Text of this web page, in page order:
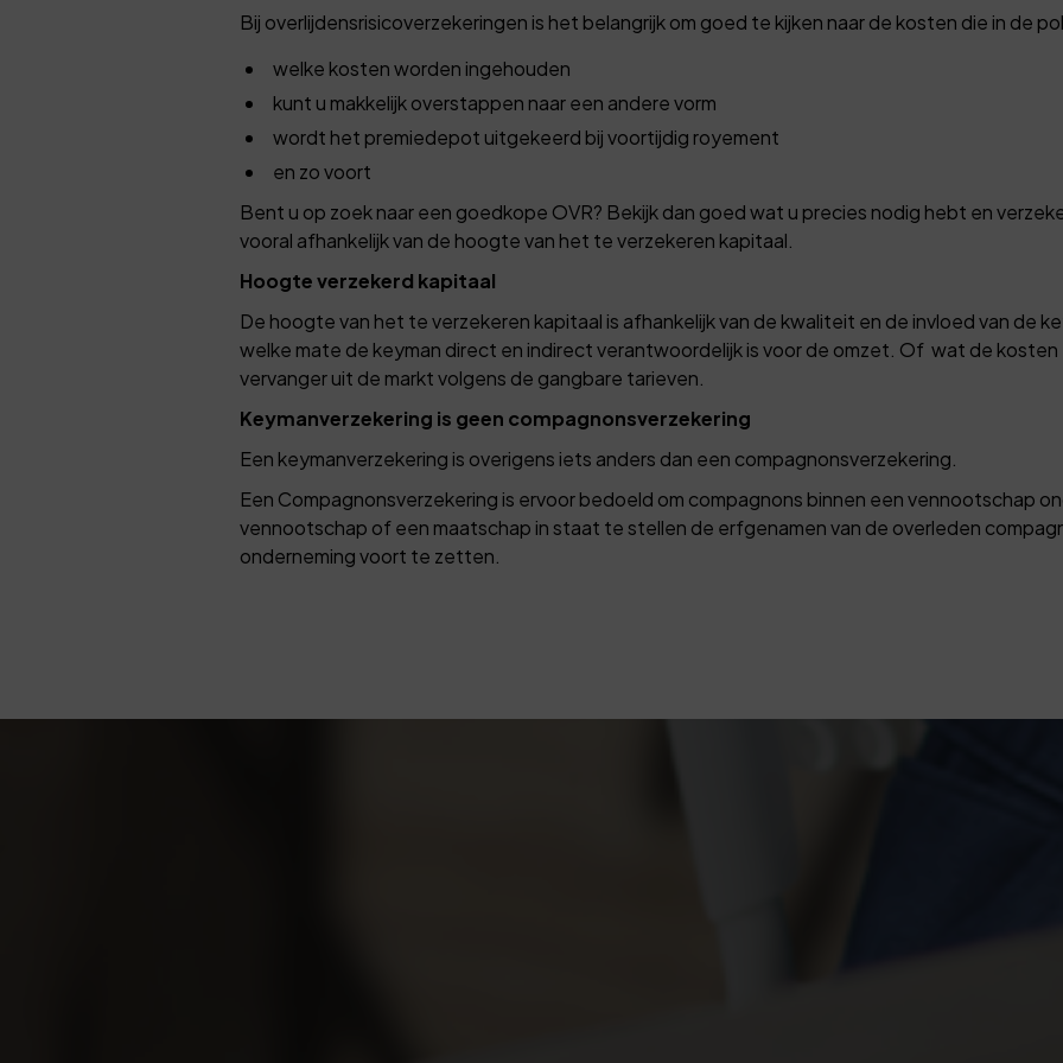
Bij overlijdensrisicoverzekeringen is het belangrijk om goed te kijken naar de kosten die in de
welke kosten worden ingehouden
kunt u makkelijk overstappen naar een andere vorm
wordt het premiedepot uitgekeerd bij voortijdig royement
en zo voort
Bent u op zoek naar een goedkope OVR? Bekijk dan goed wat u precies nodig hebt en
vooral afhankelijk van de hoogte van het te verzekeren kapitaal.
Hoogte verzekerd kapitaal
De hoogte van het te verzekeren kapitaal is afhankelijk van de kwaliteit en de invloed van de
welke mate de keyman direct en indirect verantwoordelijk is voor de omzet. Of wat de kosten
vervanger uit de markt volgens de gangbare tarieven.
Keymanverzekering is geen compagnonsverzekering
Een keymanverzekering is overigens iets anders dan een compagnonsverzekering.
Een Compagnonsverzekering is ervoor bedoeld om compagnons binnen een vennootschap
vennootschap of een maatschap in staat te stellen de erfgenamen van de overleden
onderneming voort te zetten.